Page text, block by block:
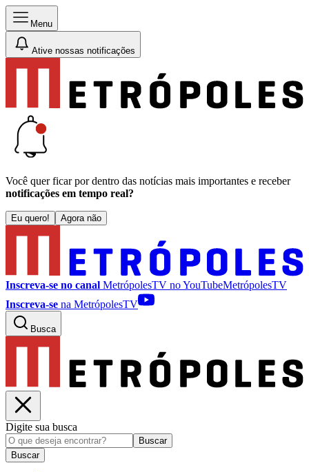
Menu
Ative nossas notificações
Você quer ficar por dentro das notícias mais importantes e receber
notificações em tempo real?
Eu quero! Agora não
Inscreva-se no canal MetrópolesTV noYouTubeMetrópolesTV
Inscreva-se na MetrópolesTV
Busca
Digite sua busca
Buscar
Buscar